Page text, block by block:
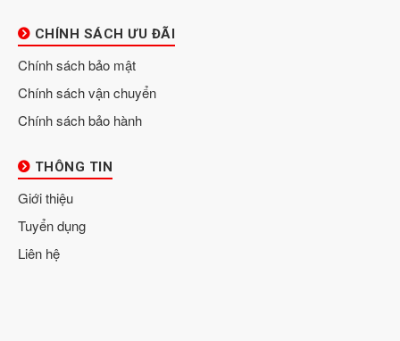
CHÍNH SÁCH ƯU ĐÃI
Chính sách bảo mật
Chính sách vận chuyển
Chính sách bảo hành
THÔNG TIN
Giới thiệu
Tuyển dụng
Liên hệ